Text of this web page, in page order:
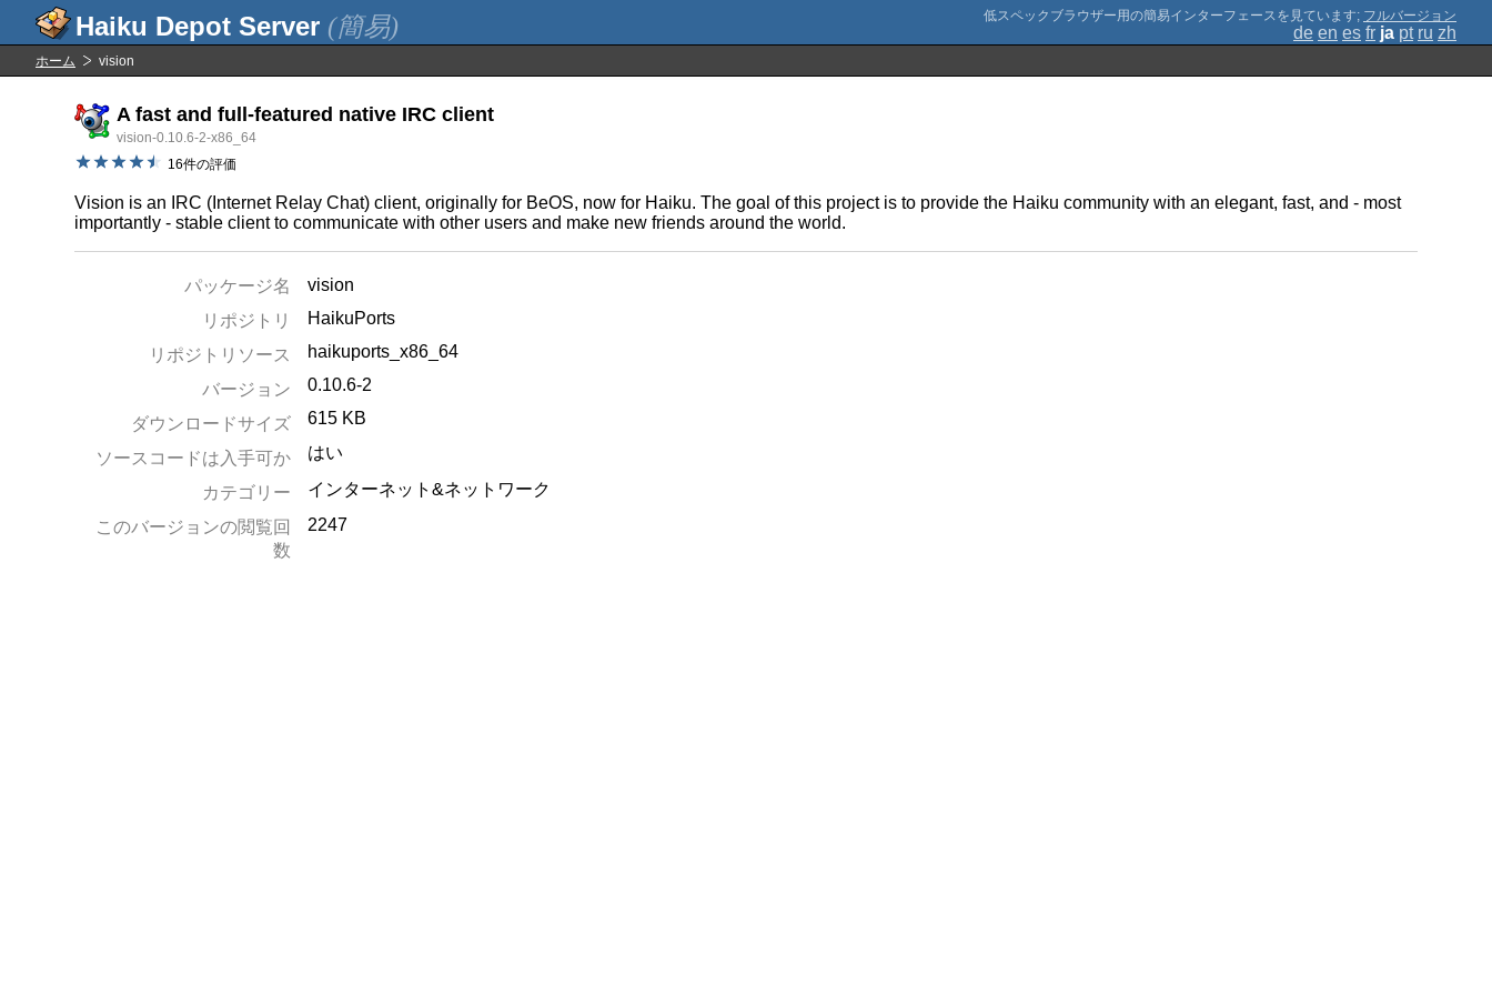
(簡易) ; フルバージョン
de en es fr ja pt ru zh
ホーム vision
A fast and full-featured native IRC client
vision-0.10.6-2-x86_64
16件の評価
Vision is an IRC (Internet Relay Chat) client, originally for BeOS, now for Haiku. The goal of this project is to provide the Haiku community with an elegant, fast, and - most
importantly - stable client to communicate with other users and make new friends around the world.
パッケージ名
vision
リポジトリ
HaikuPorts
リポジトリソース
haikuports_x86_64
バージョン
0.10.6-2
ダウンロードサイズ 615 KB
ソースコードは入手可か はい
カテゴリー
インターネット&ネットワーク
このバージョンの閲覧回
数
2247